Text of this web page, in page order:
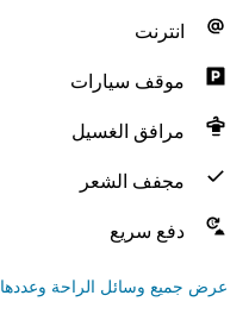
انترنت
موقف سيارات
مرافق الغسيل
مجفف الشعر
دفع سريع
عرض جميع وسائل الراحة وعددها 59